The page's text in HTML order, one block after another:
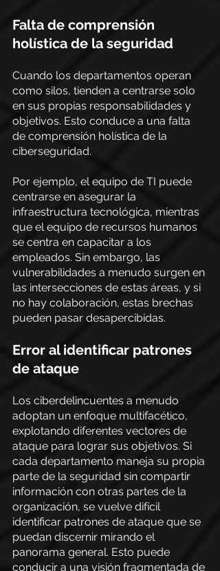
Falta de comprensión
holística de la seguridad
Cuando los departamentos operan
como silos, tienden a centrarse solo
en sus propias responsabilidades y
objetivos. Esto conduce a una falta
de comprensión holística de la
ciberseguridad.
Por ejemplo, el equipo de TI puede
centrarse en asegurar la
infraestructura tecnológica, mientras
que el equipo de recursos humanos
se centra en capacitar a los
empleados. Sin embargo, las
vulnerabilidades a menudo surgen en
las intersecciones de estas áreas, y si
no hay colaboración, estas brechas
pueden pasar desapercibidas.
Error al identificar patrones
de ataque
Los ciberdelincuentes a menudo
adoptan un enfoque multifacético,
explotando diferentes vectores de
ataque para lograr sus objetivos. Si
cada departamento maneja su propia
parte de la seguridad sin compartir
información con otras partes de la
organización, se vuelve difícil
identificar patrones de ataque que se
puedan discernir mirando el
panorama general. Esto puede
conducir a una visión fragmentada de